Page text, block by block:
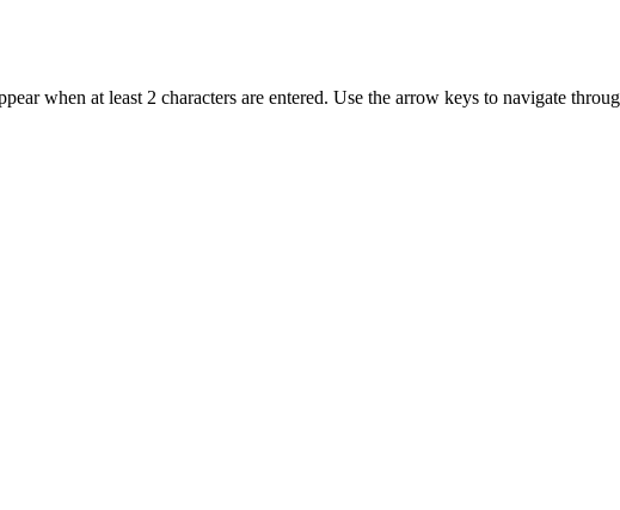
when at least 2 characters are entered. Use the arrow keys to navigate